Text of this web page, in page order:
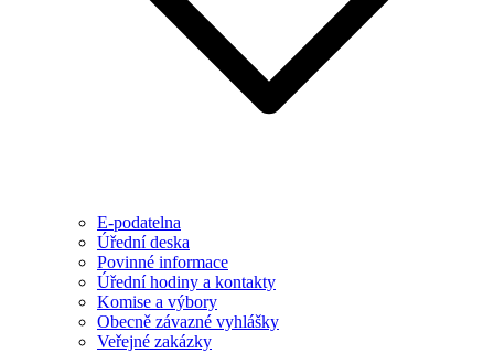
E-podatelna
Úřední deska
Povinné informace
Úřední hodiny a kontakty
Komise a výbory
Obecně závazné vyhlášky
Veřejné zakázky